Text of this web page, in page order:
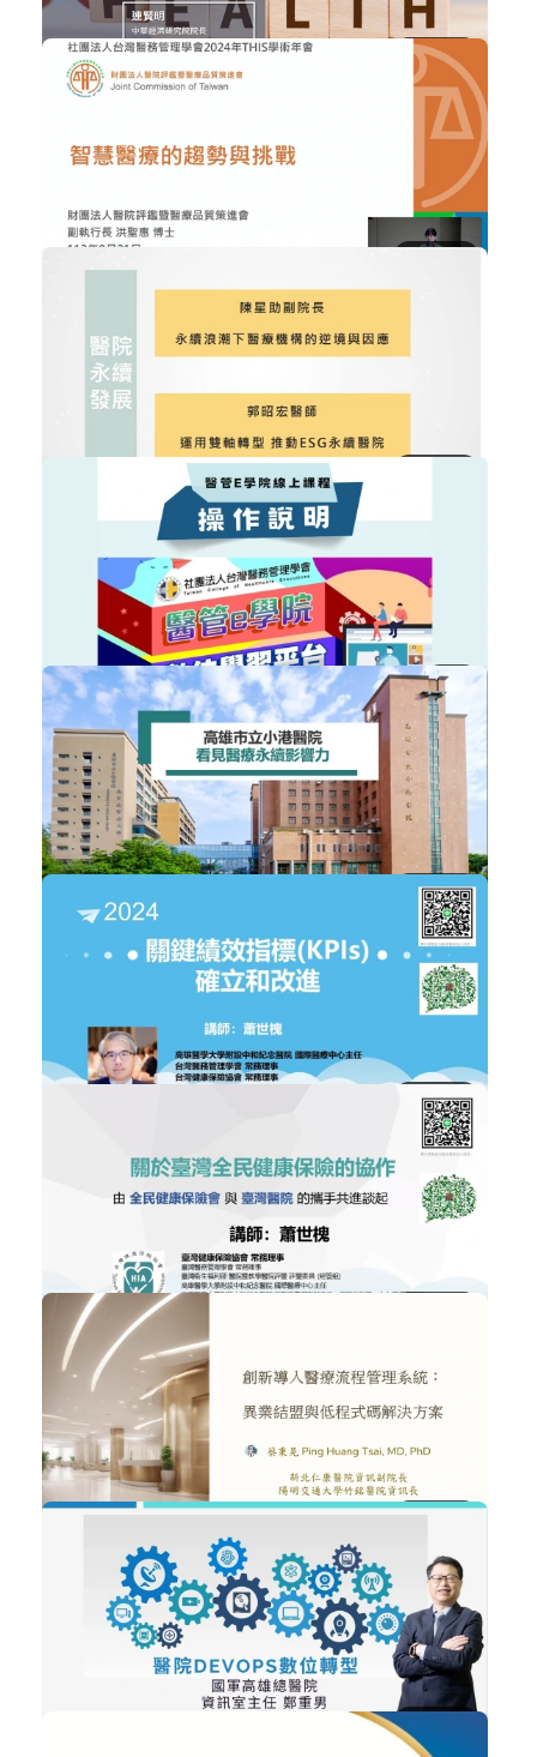
NT$300
投資健保、投資健康
加入購物車
購買後有效期限：2026-09-08
NT$300
智慧醫療的趨勢與挑戰
智慧醫療
購買後有效期限：2026-09-08
420
醫院永續發展(以花蓮慈濟及高雄市立...
ESG企業永續發展
購買後有效期限：2026-09-08
589
免費
醫管e學院平台操作說明
幸福職場 立即加入
購買後有效期限：課程下架時
1191
NT$300
看見醫療永續影響力
ESG企業永續發展 加入購物車
購買後有效期限：2026-09-08
1058
NT$300
醫院經營管理 加入購物車
購買後有效期限：2026-09-08
關於台灣全民健康保險的協作
醫療政策與法規 加入購物車
購買後有效期限：2026-09-08
839
NT$300
創新導入醫療流程管理系統：異業結盟...
加入購物車
購買後有效期限：2026-09-08
777
NT$300